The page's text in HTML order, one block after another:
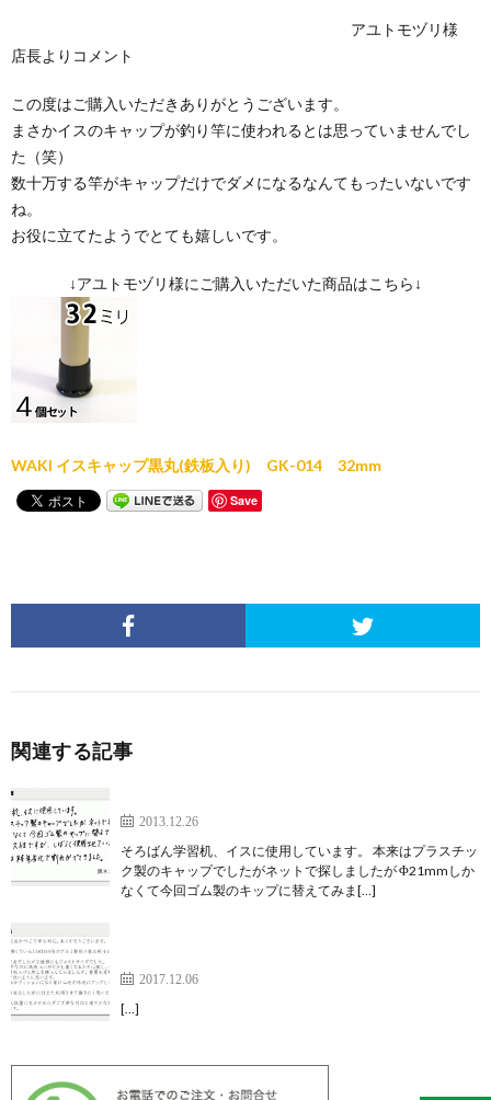
アユトモヅリ様
店長よりコメント
この度はご購入いただきありがとうございます。
まさかイスのキャップが釣り竿に使われるとは思っていませんでし
た（笑）
数十万する竿がキャップだけでダメになるなんてもったいないです
ね。
お役に立てたようでとても嬉しいです。
↓アユトモヅリ様にご購入いただいた商品はこちら↓
WAKI イスキャップ黒丸(鉄板入り) GK-014 32mm
Save
関連する記事
2013.12.26
そろばん学習机、イスに使用しています。 本来はプラスチッ
ク製のキャップでしたがネットで探しましたが Φ21mmしか
なくて今回ゴム製のキップに替えてみま[…]
2017.12.06
[…]